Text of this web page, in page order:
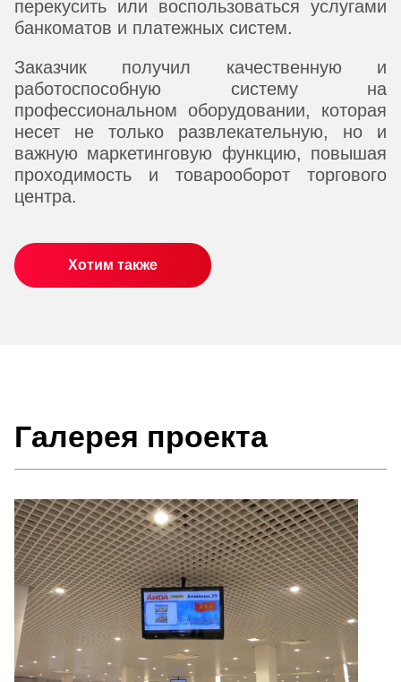
перекусить или воспользоваться услугами
банкоматов и платежных систем.
Заказчик получил качественную и
работоспособную систему на
профессиональном оборудовании, которая
несет не только развлекательную, но и
важную маркетинговую функцию, повышая
проходимость и товарооборот торгового
центра.
Хотим также
Галерея проекта